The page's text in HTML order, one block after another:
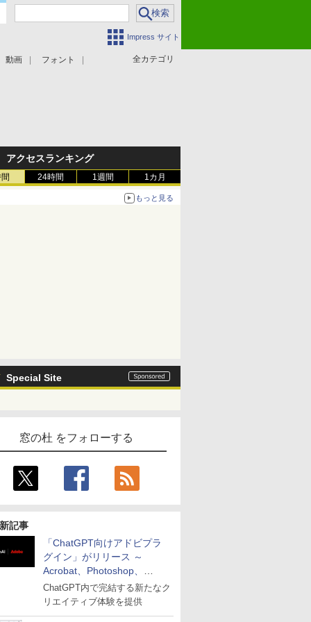
Impress サイト
全カテゴリ
動画 フォント
アクセスランキング
24時間 1週間 1カ月
もっと見る
Special Site
窓の杜 をフォローする
記事
「ChatGPT向けアドビプラ
グイン」がリリース ～
Acrobat、Photoshop、
Premiereなどの機能を1つの
プラグインに統合
ChatGPT内で完結する新たなク
リエイティブ体験を提供